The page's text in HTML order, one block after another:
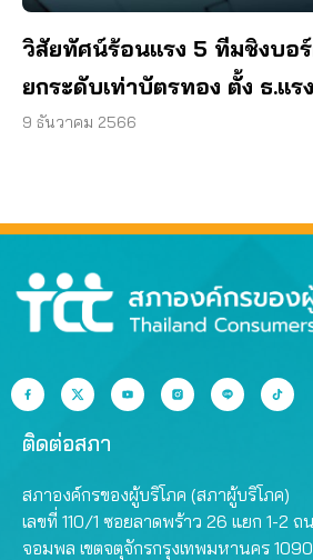
วิสัยทัศน์ร้อนแรง 5 ทีมชิงบอ
ยกระดับเท่าบัตรทอง ตั้ง ธ.แร
9 ธันวาคม 2566
ติดต่อสภา
สภาองค์กรของผู้บริโภค (สภาผู้บริโภค)
เลขที่ 110/1 ซอยลาดพร้าว 26 แยก 1-2
จอมพล เขตจตุจักรกรุงเทพมหานคร